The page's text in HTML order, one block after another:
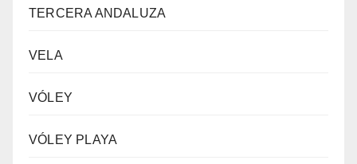
TERCERA ANDALUZA
VELA
VÓLEY
VÓLEY PLAYA